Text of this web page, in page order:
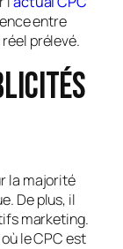
entre
prélevé.
la majorité
De plus, il
marketing.
le CPC est